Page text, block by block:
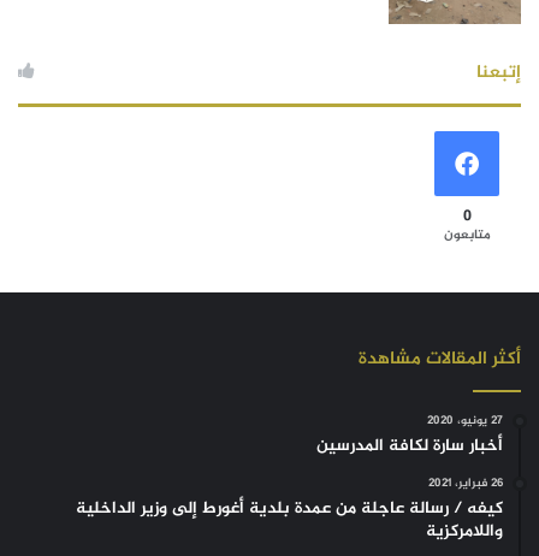
إتبعنا
0
متابعون
أكثر المقالات مشاهدة
27 يونيو، 2020
أخبار سارة لكافة المدرسين
26 فبراير، 2021
كيفه / رسالة عاجلة من عمدة بلدية أغورط إلى وزير الداخلية
واللامركزية